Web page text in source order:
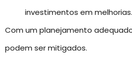
investimentos em melhorias.
Com um planejamento
podem ser mitigados.